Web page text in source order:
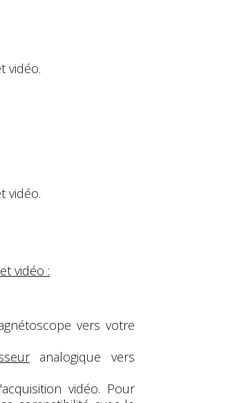
vidéo.
vidéo.
vidéo :
vers votre
analogique vers
vidéo. Pour